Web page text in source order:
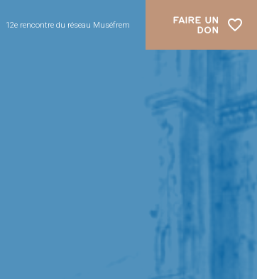
12e rencontre du réseau Muséfrem
FAIRE UN
DON